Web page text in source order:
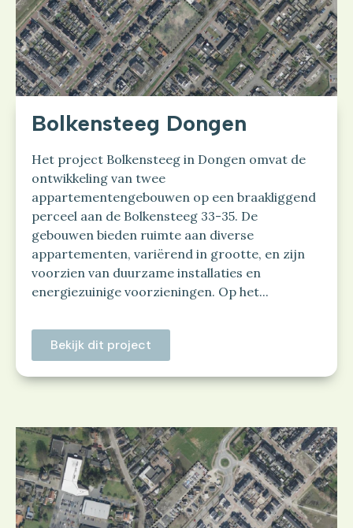
Bolkensteeg Dongen
Het project Bolkensteeg in Dongen omvat de
ontwikkeling van twee
appartementengebouwen op een braakliggend
perceel aan de Bolkensteeg 33-35. De
gebouwen bieden ruimte aan diverse
appartementen, variërend in grootte, en zijn
voorzien van duurzame installaties en
energiezuinige voorzieningen. Op het...
Bekijk dit project